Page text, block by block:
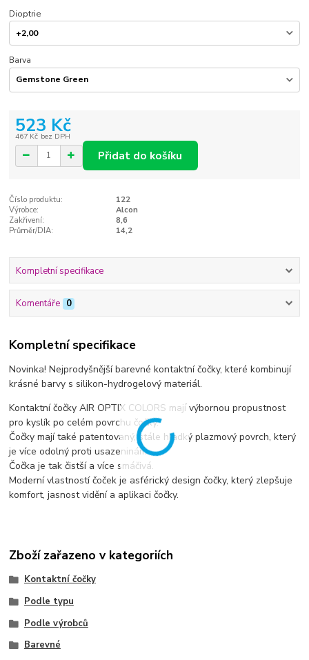
Dioptrie
Barva
523 Kč
467 Kč bez DPH
Přidat do košíku
Číslo produktu:
122
Výrobce:
Alcon
Zakřivení:
8,6
Průměr/DIA:
14,2
Kompletní specifikace
Komentáře 0
Kompletní specifikace
Novinka! Nejprodyšnější barevné kontaktní čočky, které kombinují
krásné barvy s silikon-hydrogelový materiál.
Kontaktní čočky AIR OPTIX COLORS mají výbornou propustnost
pro kyslík po celém povrchu čočky.
Čočky mají také patentovaný, stále hladký plazmový povrch, který
je více odolný proti usazeninám.
Čočka je tak čistší a více smáčivá.
Moderní vlastností čoček je asférický design čočky, který zlepšuje
komfort, jasnost vidění a aplikaci čočky.
Zboží zařazeno v kategoriích
Kontaktní čočky
Podle typu
Podle výrobců
Barevné